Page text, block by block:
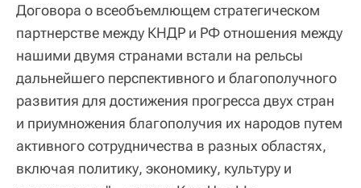
Договора о всеобъемлющем стратегическом
партнерстве между КНДР и РФ отношения между
нашими двумя странами встали на рельсы
дальнейшего перспективного и благополучного
развития для достижения прогресса двух стран
и приумножения благополучия их народов путем
активного сотрудничества в разных областях,
включая политику, экономику, культуру и